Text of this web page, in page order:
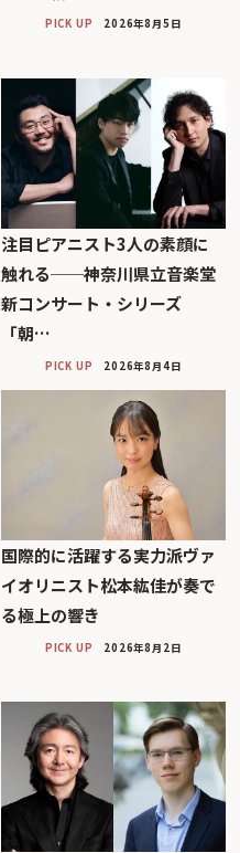
PICK UP 2026年8月5日
注目ピアニスト3人の素顔に
触れる──神奈川県立音楽堂
新コンサート・シリーズ
「朝…
PICK UP 2026年8月4日
国際的に活躍する実力派ヴァ
イオリニスト松本紘佳が奏で
る極上の響き
PICK UP 2026年8月2日